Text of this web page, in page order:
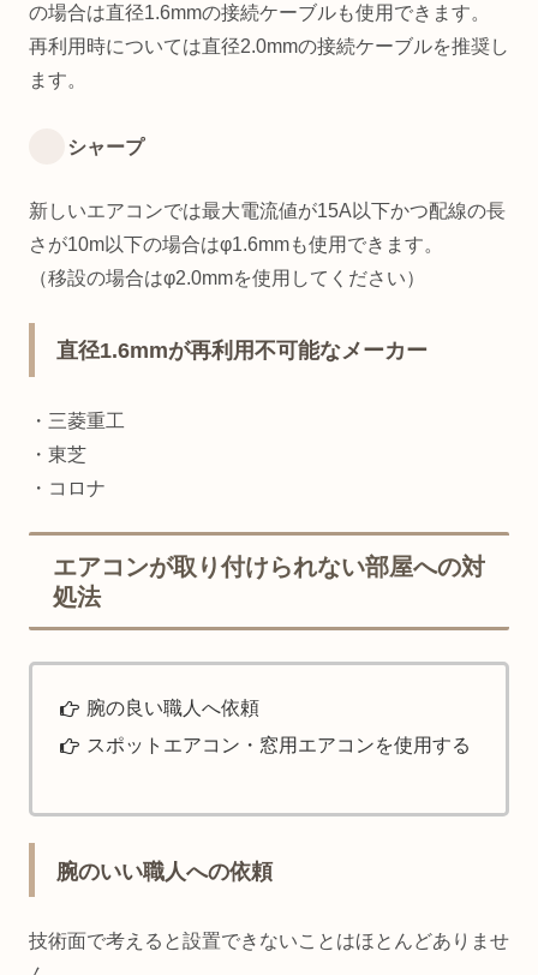
の場合は直径1.6mmの接続ケーブルも使用できます。
再利用時については直径2.0mmの接続ケーブルを推奨し
ます。
シャープ
新しいエアコンでは最大電流値が15A以下かつ配線の長
さが10m以下の場合はφ1.6mmも使用できます。
（移設の場合はφ2.0mmを使用してください）
直径1.6mmが再利用不可能なメーカー
・三菱重工
・東芝
・コロナ
エアコンが取り付けられない部屋への対
処法
腕の良い職人へ依頼
スポットエアコン・窓用エアコンを使用する
腕のいい職人への依頼
技術面で考えると設置できないことはほとんどありませ